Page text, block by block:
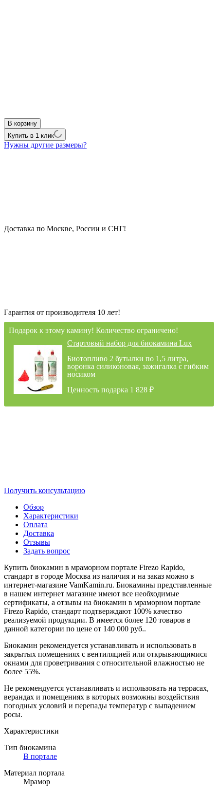
В корзину
Купить в 1 клик
Нужны другие размеры?
Доставка по Москве, России и СНГ!
Гарантия от производителя 10 лет!
Подарок к этому камину! Количество ограничено!
Стартовый набор для биокамина Lux
Биотопливо 2 бутылки по 1,5 литра,
воронка силиконовая, зажигалка с гибким
носиком
Ценность подарка 1 828 ₽
Получить консультацию
Обзор
Характеристики
Оплата
Доставка
Отзывы
Задать вопрос
Купить биокамин в мраморном портале Firezo Rapido,
стандарт в городе Москва из наличия и на заказ можно в
интернет-магазине VamKamin.ru. Биокамины представленные
в нашем интернет магазине имеют все необходимые
сертификаты, а отзывы на биокамин в мраморном портале
Firezo Rapido, стандарт подтверждают 100% качество
реализуемой продукции. В имеется более 120 товаров в
данной категории по цене от 140 000 руб..
Биокамин рекомендуется устанавливать и использовать в
закрытых помещениях с вентиляцией или открывающимися
окнами для проветривания с относительной влажностью не
более 55%.
Не рекомендуется устанавливать и использовать на террасах,
верандах и помещениях в которых возможны воздействия
погодных условий и перепады температур с выпадением
росы.
Характеристики
Тип биокамина
В портале
Материал портала
Мрамор